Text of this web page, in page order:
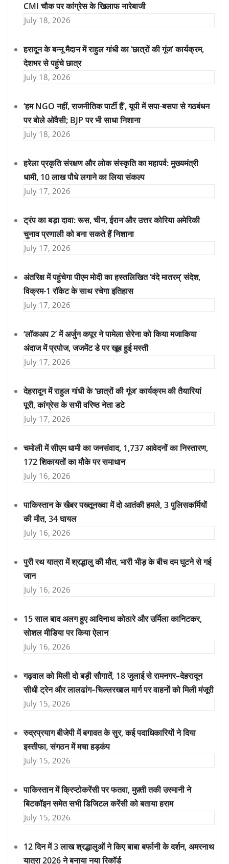
CMI चौक पर कांग्रेस के खिलाफ नारेबाजी
July 18, 2026
हरादून के बन्नू मैदान में राहुल गांधी का ‘छात्रों की गूंज’ कार्यक्रम,
देशभर से पहुंचे छात्र
July 18, 2026
‘हम NGO नहीं, राजनीतिक पार्टी हैं’, यूपी में सपा-बसपा से गठबंधन
पर बोले ओवैसी; BJP पर भी साधा निशाना
July 18, 2026
हरेला प्रकृति संरक्षण और लोक संस्कृति का महापर्व: मुख्यमंत्री
धामी, 10 लाख पौधे लगाने का लिया संकल्प
July 17, 2026
ट्रंप का बड़ा दावा: रूस, चीन, ईरान और उत्तर कोरिया अमेरिकी
चुनाव प्रणाली को बना सकते हैं निशाना
July 17, 2026
अंतरिक्ष में पहुंचेगा पीएम मोदी का हस्तलिखित ‘वंदे मातरम्’ संदेश,
विक्रम-1 रॉकेट के साथ रचेगा इतिहास
July 17, 2026
‘लॉकअप 2’ में अर्जुन कपूर ने पामेला सेरेना को किया मजाकिया
अंदाज में प्रपोज, जजमेंट डे पर खूब हुई मस्ती
July 17, 2026
देहरादून में राहुल गांधी के ‘छात्रों की गूंज’ कार्यक्रम की तैयारियां
पूरी, कांग्रेस के सभी वरिष्ठ नेता डटे
July 17, 2026
चमोली में सीएम धामी का जनसंवाद, 1,737 आवेदनों का निस्तारण,
172 शिकायतों का मौके पर समाधान
July 16, 2026
पाकिस्तान के खैबर पख्तूनख्वा में दो आतंकी हमले, 3 पुलिसकर्मियों
की मौत, 34 घायल
July 16, 2026
पुरी रथ यात्रा में श्रद्धालु की मौत, भारी भीड़ के बीच दम घुटने से गई
जान
July 16, 2026
15 साल बाद अलग हुए आदिनाथ कोठारे और उर्मिला कानिटकर,
सोशल मीडिया पर किया ऐलान
July 16, 2026
गढ़वाल को मिली दो बड़ी सौगातें, 18 जुलाई से रामनगर–देहरादून
सीधी ट्रेन और लालढांग–चिल्लरखाल मार्ग पर वाहनों को मिली मंजूरी
July 15, 2026
रुद्रप्रयाग बीजेपी में बगावत के सुर, कई पदाधिकारियों ने दिया
इस्तीफा, संगठन में मचा हड़कंप
July 15, 2026
पाकिस्तान में क्रिप्टोकरेंसी पर फतवा, मुफ़्ती तकी उस्मानी ने
बिटकॉइन समेत सभी डिजिटल करेंसी को बताया हराम
July 15, 2026
12 दिन में 3 लाख श्रद्धालुओं ने किए बाबा बर्फानी के दर्शन, अमरनाथ
यात्रा 2026 ने बनाया नया रिकॉर्ड